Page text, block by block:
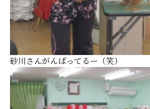
砂川さんがんばってるー（笑）